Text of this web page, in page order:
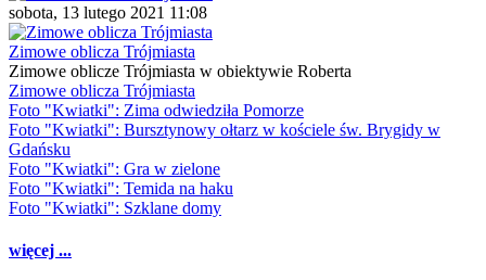
sobota, 13 lutego 2021 11:08
Zimowe oblicza Trójmiasta
Zimowe oblicze Trójmiasta w obiektywie Roberta
Zimowe oblicza Trójmiasta
Foto "Kwiatki": Zima odwiedziła Pomorze
Foto "Kwiatki": Bursztynowy ołtarz w kościele św. Brygidy w
Gdańsku
Foto "Kwiatki": Gra w zielone
Foto "Kwiatki": Temida na haku
Foto "Kwiatki": Szklane domy
więcej ...